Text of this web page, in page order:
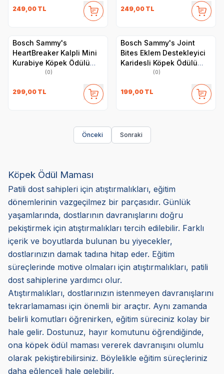
249,00 TL 249,00 TL
Bosch Sammy's
HeartBreaker Kalpli Mini
Kurabiye Köpek Ödülü
(0)
299,00 TL
Bosch Sammy's Joint
Bites Eklem Destekleyici
Karidesli Köpek Ödülü
(0)
199,00 TL
Önceki Sonraki
Köpek Ödül Maması
Patili dost sahipleri için atıştırmalıkları, eğitim
dönemlerinin vazgeçilmez bir parçasıdır. Günlük
yaşamlarında, dostlarının davranışlarını doğru
pekiştirmek için atıştırmalıkları tercih edilebilir. Farklı
içerik ve boyutlarda bulunan bu yiyecekler,
dostlarınızın damak tadına hitap eder. Eğitim
süreçlerinde motive olmaları için atıştırmalıkları, patili
dost sahiplerine yardımcı olur.
Atıştırmalıkları, dostlarınızın istenmeyen davranışlarını
tekrarlamaması için önemli bir araçtır. Aynı zamanda
belirli komutları öğrenirken, eğitim süreciniz kolay bir
hale gelir. Dostunuz, hayır komutunu öğrendiğinde,
ona köpek ödül maması vererek davranışını olumlu
olarak pekiştirebilirsiniz. Böylelikle eğitim süreçleriniz
daha eğlenceli hale gelebilir.